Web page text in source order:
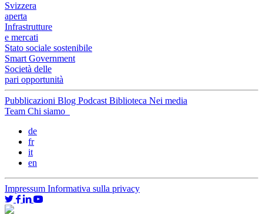
Svizzera
aperta
Infrastrutture
e mercati
Stato sociale sostenibile
Smart Government
Società delle
pari opportunità
Pubblicazioni Blog Podcast Biblioteca Nei media
Team Chi siamo
de
fr
it
en
Impressum Informativa sulla privacy